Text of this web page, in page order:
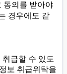
동의를 받아야
경우에도 같
급할 수 있도
보 취급위탁을